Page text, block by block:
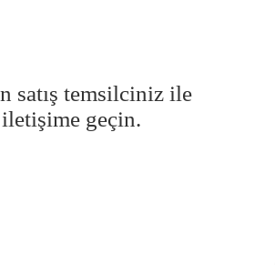
satış temsilciniz ile
iletişime geçin.